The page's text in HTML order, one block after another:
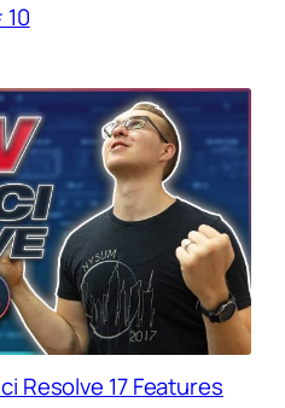
Resolve 17 Features